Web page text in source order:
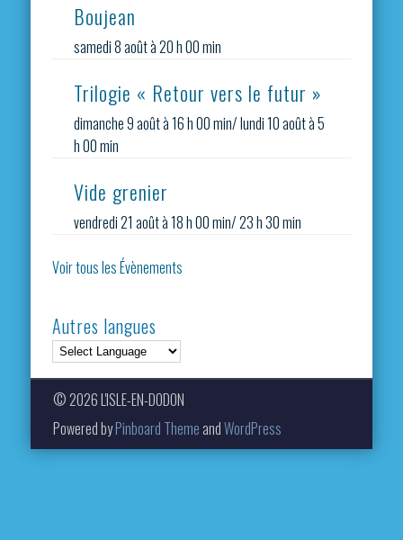
Boujean
samedi 8 août à 20 h 00 min
Trilogie « Retour vers le futur »
dimanche 9 août à 16 h 00 min/lundi 10 août à 5
h 00 min
Vide grenier
vendredi 21 août à 18 h 00 min/23 h 30 min
Voir tous les Évènements
Autres langues
© 2026 L'ISLE-EN-DODON
Powered byPinboard Theme andWordPress